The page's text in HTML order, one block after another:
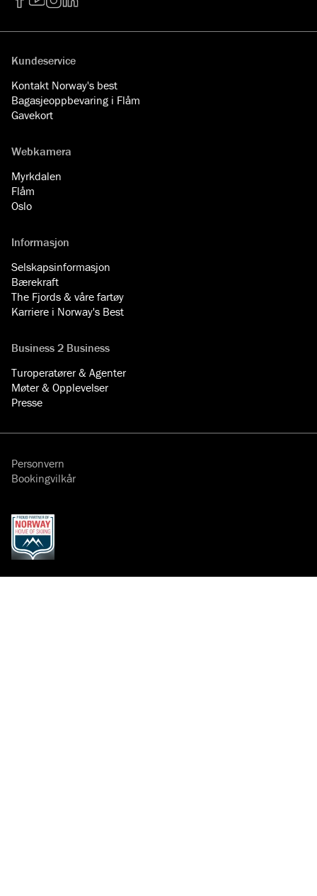
Kundeservice
Kontakt Norway's best
Bagasjeoppbevaring i Flåm
Gavekort
Webkamera
Myrkdalen
Flåm
Oslo
Informasjon
Selskapsinformasjon
Bærekraft
The Fjords & våre fartøy
Karriere i Norway's Best
Business 2 Business
Turoperatører & Agenter
Møter & Opplevelser
Presse
Personvern
Bookingvilkår